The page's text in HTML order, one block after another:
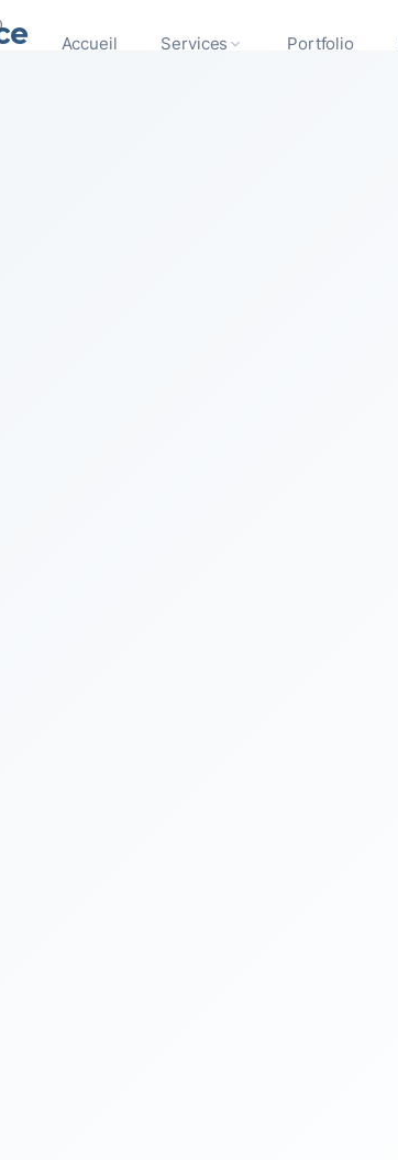
Accueil Services Portfolio